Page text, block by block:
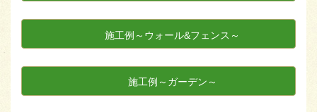
施工例～ウォール&フェンス～
施工例～ガーデン～